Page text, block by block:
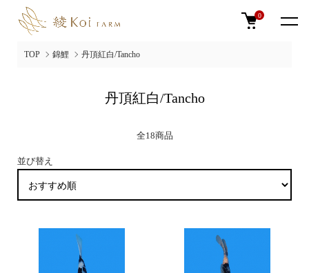
0
TOP 錦鯉 丹頂紅白/Tancho
丹頂紅白/Tancho
全18商品
並び替え